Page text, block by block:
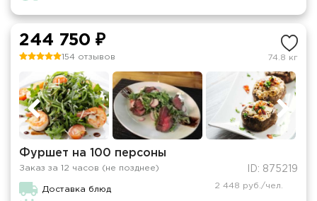
244 750 ₽
154 отзывов 74.8 кг
Фуршет на 100 персоны
Заказ за 12 часов (не позднее) ID: 875219
Доставка блюд 2 448 руб./чел.